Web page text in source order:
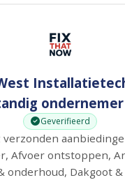
ondernemer
Geverifieerd
verzonden
Afvoer ontstoppen,
onderhoud, Dakgoot